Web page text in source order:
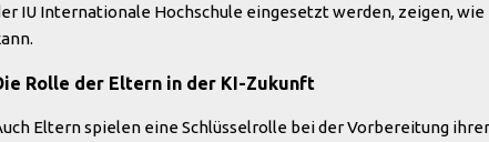
IU Internationale Hochschule eingesetzt werden, zeigen,
Rolle der Eltern in der KI-Zukunft
Eltern spielen eine Schlüsselrolle bei der Vorbereitung